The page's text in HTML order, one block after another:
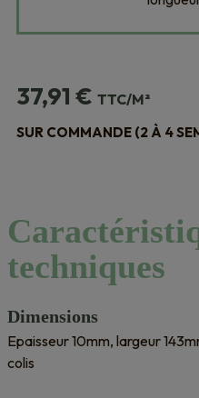
37,91 € TTC/M²
SUR COMMANDE (2 À 4
techniques
Dimensions
Epaisseur 10mm, largeur
colis